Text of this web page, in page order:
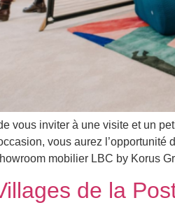
vous inviter à une visite et un
vous aurez
mobilier LBC by Korus
de la